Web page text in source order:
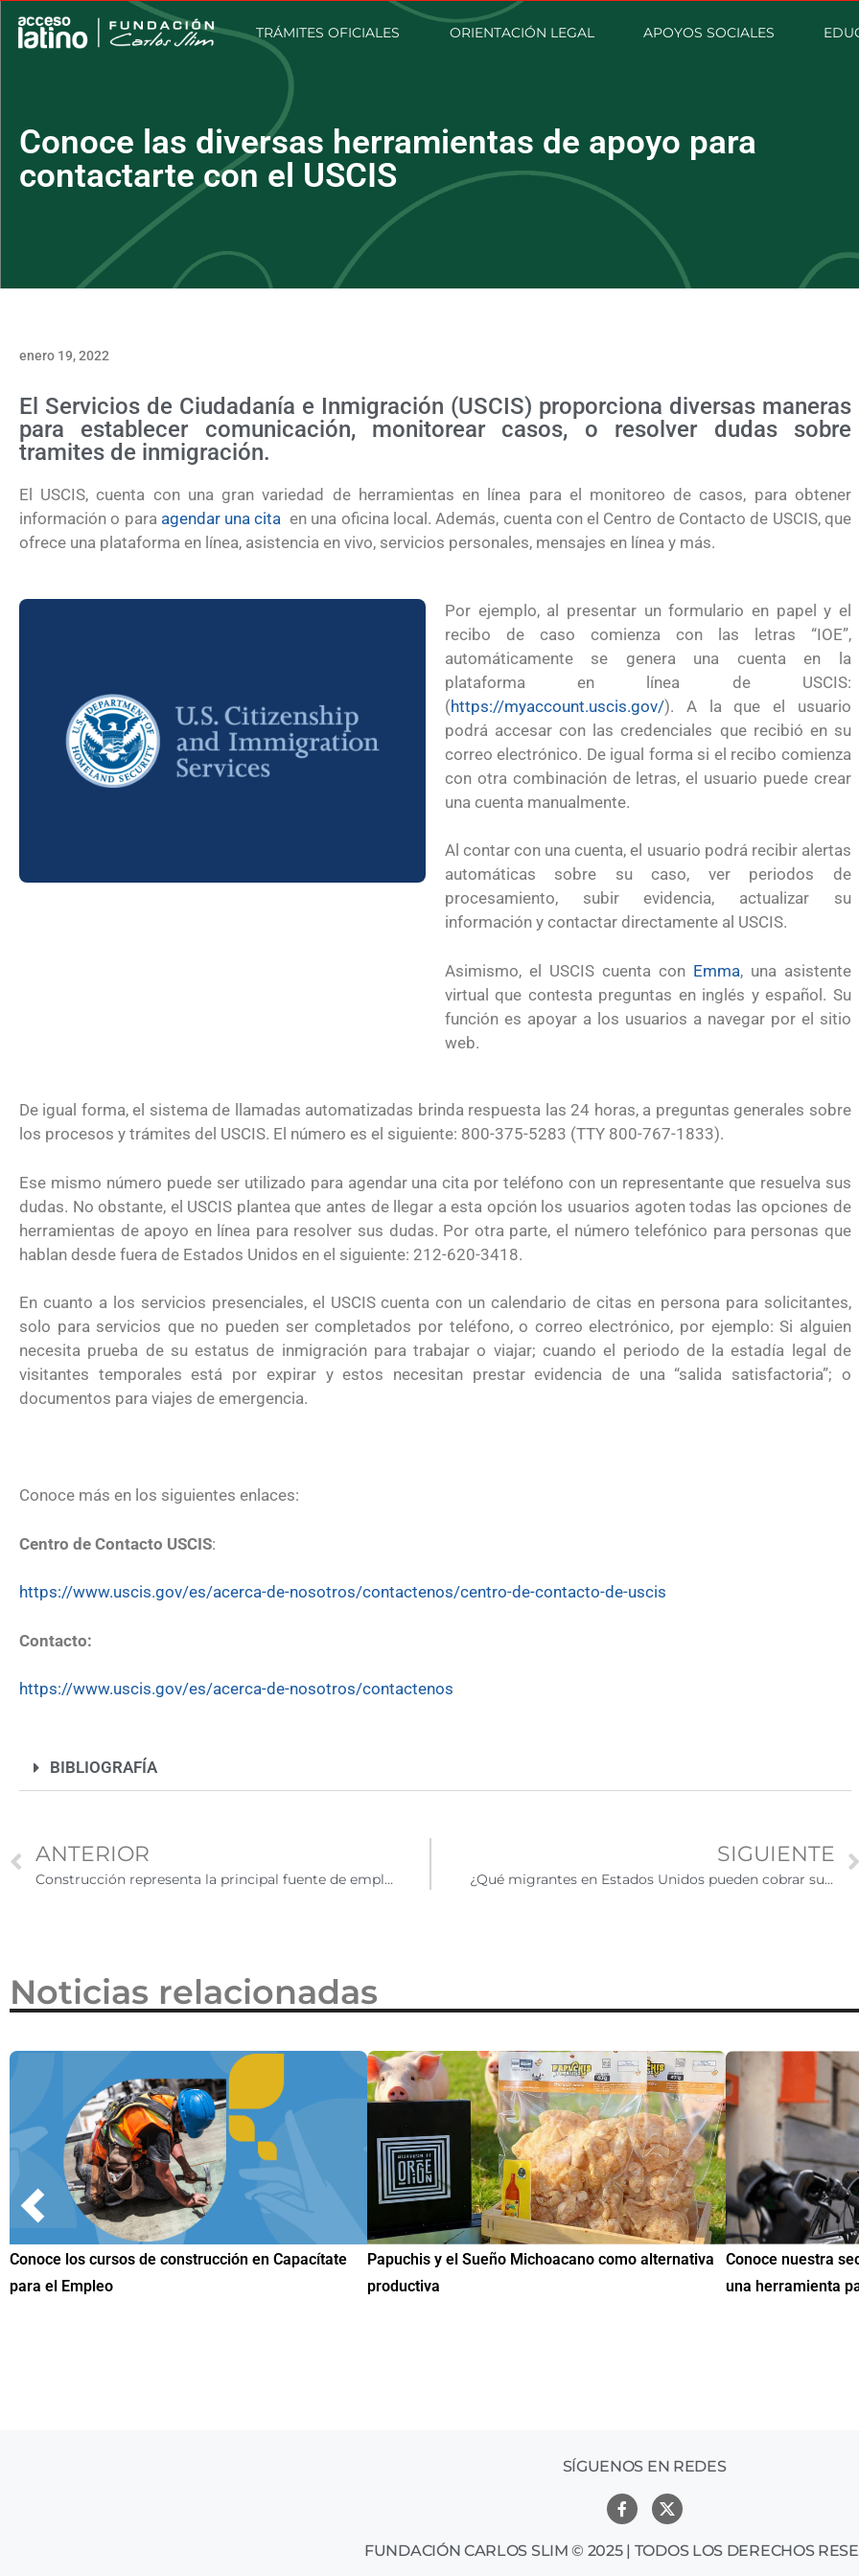
TRÁMITES OFICIALES ORIENTACIÓN LEGAL APOYOS SOCIALES
Conoce las diversas herramientas de apoyo para
contactarte con el USCIS
enero 19, 2022
El Servicios de Ciudadanía e Inmigración (USCIS) proporciona diversas maneras
para establecer comunicación, monitorear casos, o resolver dudas sobre
tramites de inmigración.
El USCIS, cuenta con una gran variedad de herramientas en línea para el monitoreo de casos, para obtener
información o para agendar una cita en una oficina local. Además, cuenta con el Centro de Contacto de USCIS, que
ofrece una plataforma en línea, asistencia en vivo, servicios personales, mensajes en línea y más.
Por ejemplo, al presentar un formulario en papel y el
recibo de caso comienza con las letras “IOE”,
automáticamente se genera una cuenta en la
plataforma en línea de USCIS:
(https://myaccount.uscis.gov/). A la que el usuario
podrá accesar con las credenciales que recibió en su
correo electrónico. De igual forma si el recibo comienza
con otra combinación de letras, el usuario puede crear
una cuenta manualmente.
Al contar con una cuenta, el usuario podrá recibir alertas
automáticas sobre su caso, ver periodos de
procesamiento, subir evidencia, actualizar su
información y contactar directamente al USCIS.
Asimismo, el USCIS cuenta con Emma, una asistente
virtual que contesta preguntas en inglés y español. Su
función es apoyar a los usuarios a navegar por el sitio
web.
De igual forma, el sistema de llamadas automatizadas brinda respuesta las 24 horas, a preguntas generales sobre
los procesos y trámites del USCIS. El número es el siguiente: 800-375-5283 (TTY 800-767-1833).
Ese mismo número puede ser utilizado para agendar una cita por teléfono con un representante que resuelva sus
dudas. No obstante, el USCIS plantea que antes de llegar a esta opción los usuarios agoten todas las opciones de
herramientas de apoyo en línea para resolver sus dudas. Por otra parte, el número telefónico para personas que
hablan desde fuera de Estados Unidos en el siguiente: 212-620-3418.
En cuanto a los servicios presenciales, el USCIS cuenta con un calendario de citas en persona para solicitantes,
solo para servicios que no pueden ser completados por teléfono, o correo electrónico, por ejemplo: Si alguien
necesita prueba de su estatus de inmigración para trabajar o viajar; cuando el periodo de la estadía legal de
visitantes temporales está por expirar y estos necesitan prestar evidencia de una “salida satisfactoria”; o
documentos para viajes de emergencia.
Conoce más en los siguientes enlaces:
Centro de Contacto USCIS:
https://www.uscis.gov/es/acerca-de-nosotros/contactenos/centro-de-contacto-de-uscis
Contacto:
https://www.uscis.gov/es/acerca-de-nosotros/contactenos
BIBLIOGRAFÍA
ANTERIOR
Construcción representa la principal fuente de empleo para mexicanos en EE.UU.
SIGUIENTE
¿Qué migrantes en Estados Unidos pueden cobrar su pensión?
¿Cómo inscribirse a Jóvenes Construyendo el
Futuro para capacitarse al regresar a México?
Conoce los cursos de construcción en Capacítate
para el Empleo
UNAM San Antonio abre cursos de preparación
2026
Noticias relacionadas
Papuchis y el Sueño Michoacano como alternativa
productiva
Conoce nuestra sección de Educación y Empleo:
una herramienta para encontrar oportunidades
IMME realiza la
de Educación
SÍGUENOS EN REDES
FUNDACIÓN CARLOS SLIM © 2025 | TODOS LOS DERECHOS